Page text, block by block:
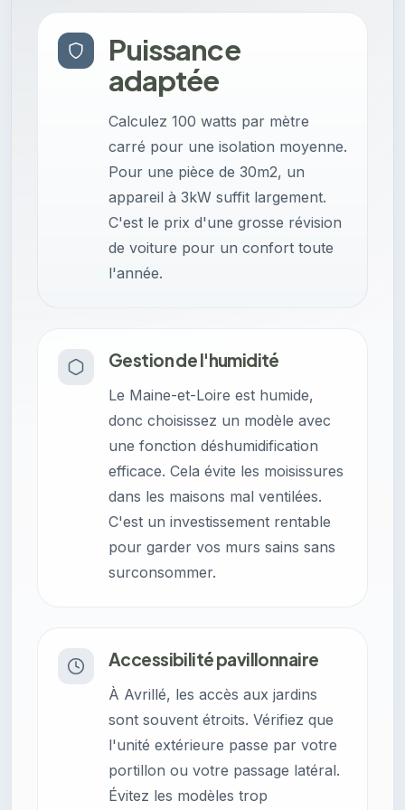
Puissance
adaptée
Calculez 100 watts par mètre
carré pour une isolation moyenne.
Pour une pièce de 30m2, un
appareil à 3kW suffit largement.
C'est le prix d'une grosse révision
de voiture pour un confort toute
l'année.
Gestion de l'humidité
Le Maine-et-Loire est humide,
donc choisissez un modèle avec
une fonction déshumidification
efficace. Cela évite les moisissures
dans les maisons mal ventilées.
C'est un investissement rentable
pour garder vos murs sains sans
surconsommer.
Accessibilité pavillonnaire
À Avrillé, les accès aux jardins
sont souvent étroits. Vérifiez que
l'unité extérieure passe par votre
portillon ou votre passage latéral.
Évitez les modèles trop